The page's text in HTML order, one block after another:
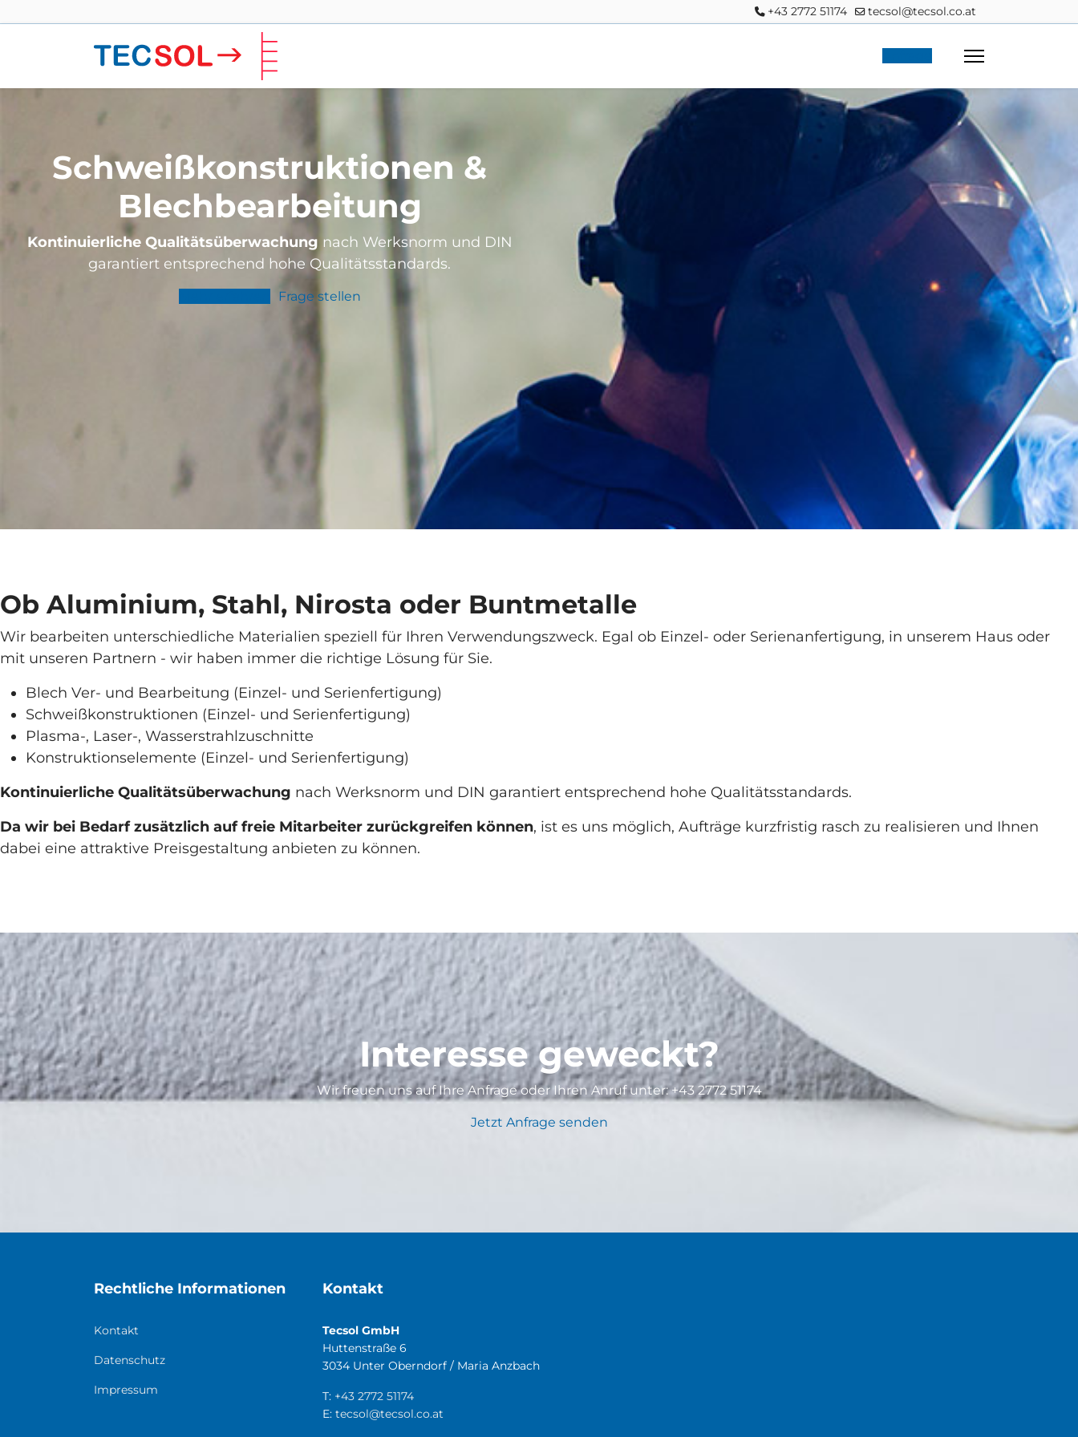
+43 2772 51174 tecsol@tecsol.co.at
Schweißkonstruktionen &
Blechbearbeitung
Kontinuierliche Qualitätsüberwachung nach Werksnorm und DIN
garantiert entsprechend hohe Qualitätsstandards.
Frage stellen
Ob Aluminium, Stahl, Nirosta oder Buntmetalle
Wir bearbeiten unterschiedliche Materialien speziell für Ihren Verwendungszweck. Egal ob Einzel- oder Serienanfertigung, in unserem Haus oder
mit unseren Partnern - wir haben immer die richtige Lösung für Sie.
Blech Ver- und Bearbeitung (Einzel- und Serienfertigung)
Schweißkonstruktionen (Einzel- und Serienfertigung)
Plasma-, Laser-, Wasserstrahlzuschnitte
Konstruktionselemente (Einzel- und Serienfertigung)
Kontinuierliche Qualitätsüberwachung nach Werksnorm und DIN garantiert entsprechend hohe Qualitätsstandards.
Da wir bei Bedarf zusätzlich auf freie Mitarbeiter zurückgreifen können, ist es uns möglich, Aufträge kurzfristig rasch zu realisieren und Ihnen
dabei eine attraktive Preisgestaltung anbieten zu können.
Interesse geweckt?
Wir freuen uns auf Ihre Anfrage oder Ihren Anruf unter:+43 2772 51174
Jetzt Anfrage senden
Rechtliche Informationen
Kontakt
Datenschutz
Impressum
Kontakt
Tecsol GmbH
Huttenstraße 6
3034 Unter Oberndorf / Maria Anzbach
T: +43 2772 51174
E: tecsol@tecsol.co.at